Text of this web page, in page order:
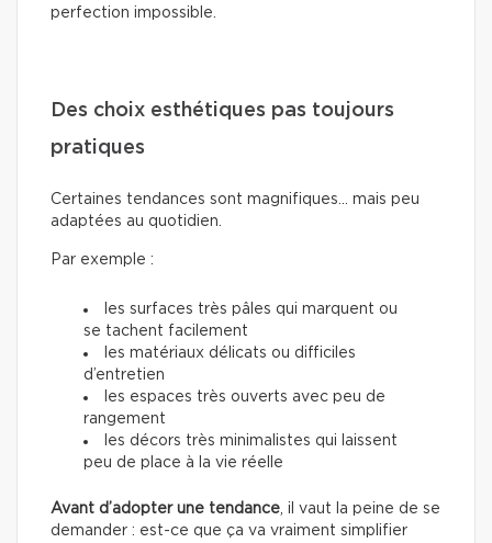
perfection impossible.
Des choix esthétiques pas toujours
pratiques
Certaines tendances sont magnifiques… mais peu
adaptées au quotidien.
Par exemple :
les surfaces très pâles qui marquent ou
se tachent facilement
les matériaux délicats ou difficiles
d’entretien
les espaces très ouverts avec peu de
rangement
les décors très minimalistes qui laissent
peu de place à la vie réelle
Avant d’adopter une tendance , il vaut la peine de se
demander : est-ce que ça va vraiment simplifier